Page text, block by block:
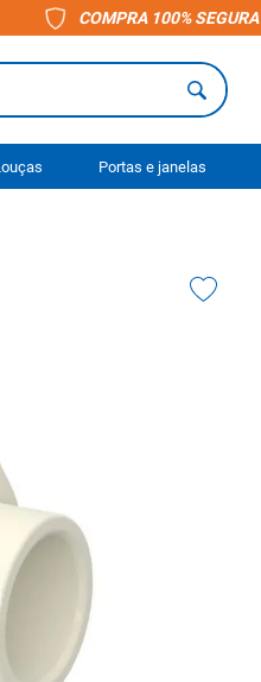
COMPRA 100% SEGURA
Portas e janelas